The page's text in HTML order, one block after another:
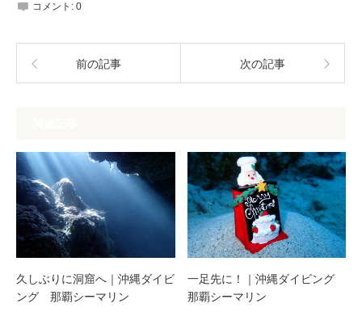
コメント: 0
前の記事 次の記事
久しぶりに洞窟へ｜沖縄ダイビ
ング 那覇シーマリン
一足先に！｜沖縄ダイビング
那覇シーマリン